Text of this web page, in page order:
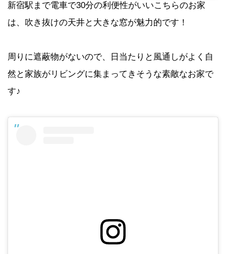
新宿駅まで電車で30分の利便性がいいこちらのお家
は、吹き抜けの天井と大きな窓が魅力的です！
周りに遮蔽物がないので、日当たりと風通しがよく自
然と家族がリビングに集まってきそうな素敵なお家で
す♪